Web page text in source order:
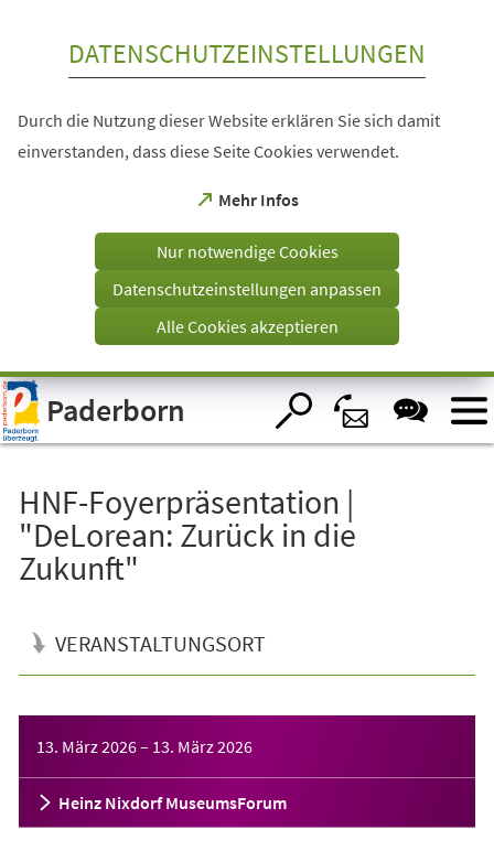
Visuelle
Assistenzsoftware
öffnen.
DATENSCHUTZEINSTELLUNGEN
Durch die Nutzung dieser Website erklären Sie sich damit
einverstanden, dass diese Seite Cookies verwendet.
Mehr Infos
(Öffnet
einem
Tab)
Nur notwendige Cookies
Datenschutzeinstellungen anpassen
Alle Cookies akzeptieren
Paderborn
HNF-Foyerpräsentation |
"DeLorean: Zurück in die
Zukunft"
VERANSTALTUNGSORT
13. März 2026– 13. März 2026
Heinz Nixdorf MuseumsForum